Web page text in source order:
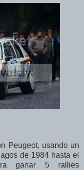
Peugeot, usando un
de 1984 hasta el
ganar 5 rallies